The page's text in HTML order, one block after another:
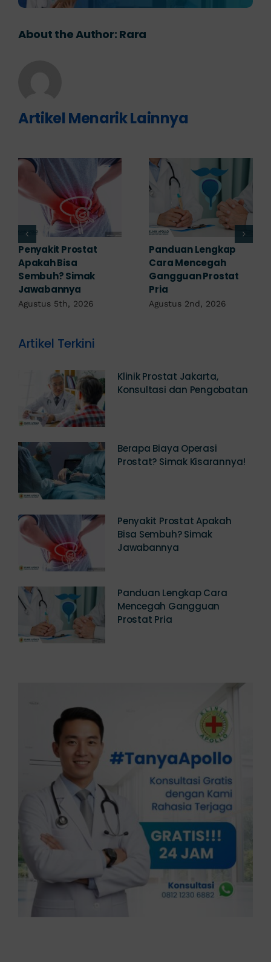
About the Author: Rara
Artikel Menarik Lainnya
7 Komplikasi Prostat
yang Perlu
Diwaspadai Sejak Dini
Agustus 1st, 2026
Obat Penyakit
Prostat: Pilihan
Terapi Sesuai
Diagnosis
Juli 23rd, 2026
Artikel Terkini
Klinik Prostat Jakarta,
Konsultasi dan Pengobatan
Berapa Biaya Operasi
Prostat? Simak Kisarannya!
Penyakit Prostat Apakah
Bisa Sembuh? Simak
Jawabannya
Panduan Lengkap Cara
Mencegah Gangguan
Prostat Pria